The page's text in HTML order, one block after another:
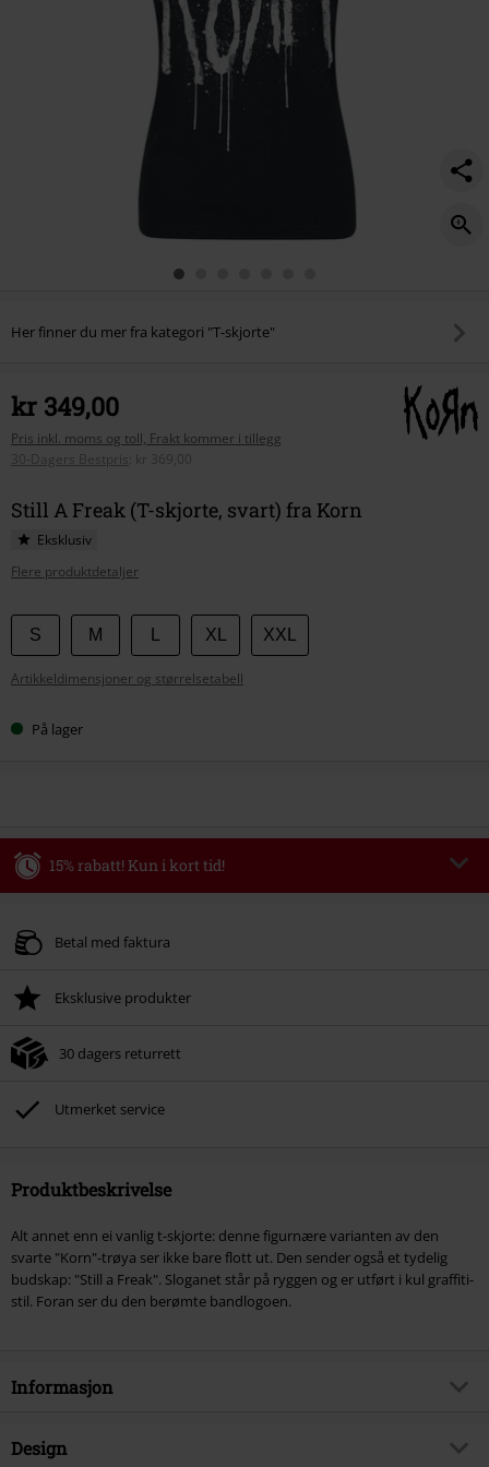
Her finner du mer fra kategori "T-skjorte"
kr 349,00
Pris inkl. moms og toll, Frakt kommer i tillegg
30-Dagers Bestpris
kr 369,00
Still A Freak (T-skjorte, svart) fra Korn
Eksklusiv
Flere produktdetaljer
Velg
størrelse
S M XL XXL
Artikkeldimensjoner og størrelsetabell
På lager
15% rabatt! Kun i kort tid!
Gyldig fram til 09/08/2026
Når du har skrevet inn koden, vil rabatten automatisk bli trukket fra i
Kan ikke kombineres med andre kampanjekoder. Følgende er ekskludert fra
Lindemann, Böhse Onkelz, Broilers, Die Ärzte, Die Toten Hosen, Metality,
gavekort og varer som inkluderer en donasjon.
Betal med faktura
Eksklusive produkter
30 dagers returrett
Utmerket service
Produktbeskrivelse
Alt annet enn ei vanlig t-skjorte: denne figurnære varianten av den
svarte "Korn"-trøya ser ikke bare flott ut. Den sender også et tydelig
budskap: "Still a Freak". Sloganet står på ryggen og er utført i kul graffiti-
stil. Foran ser du den berømte bandlogoen.
Informasjon
Artikkelnummer
Design